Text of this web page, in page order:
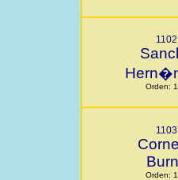
1102
Orden:
1103
Orden: